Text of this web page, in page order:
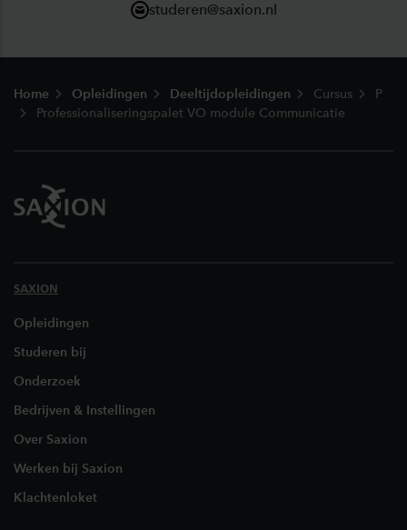
studeren@saxion.nl
Home Opleidingen Deeltijdopleidingen Cursus
P
Professionaliseringspalet VO module Communicatie
SAXION
Opleidingen
Studeren bij
Onderzoek
Bedrijven & Instellingen
Over Saxion
Werken bij Saxion
Klachtenloket